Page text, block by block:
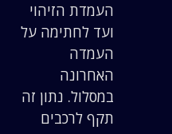
העמדת הזיהוי
ועד לחתימה על
העמדה
האחרונה
במסלול. נתון זה
תקף לרכבים